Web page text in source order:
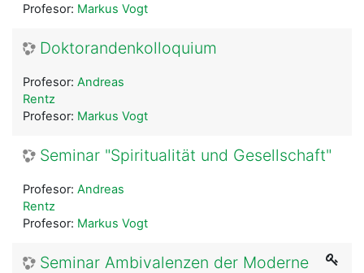
Profesor: Markus Vogt
Doktorandenkolloquium
Profesor: Andreas
Rentz
Profesor: Markus Vogt
Seminar "Spiritualität und Gesellschaft"
Profesor: Andreas
Rentz
Profesor: Markus Vogt
Seminar Ambivalenzen der Moderne